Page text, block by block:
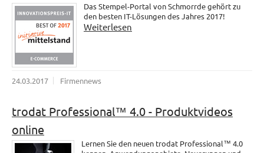
Das Stempel-Portal von Schmorrde gehört zu
den besten IT-Lösungen des Jahres 2017!
Weiterlesen
24.03.2017 Firmennews
trodat Professional™ 4.0 - Produktvideos
online
Lernen Sie den neuen trodat Professional™ 4.0